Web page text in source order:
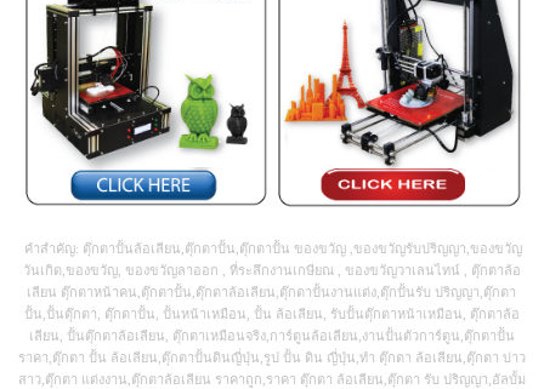
คำสำคัญ: ตุ๊กตาปั้นล้อเลียน,ตุ๊กตาปั้น,ตุ๊กตาปั้น ของขวัญ ,ของขวัญรับปริญญา,ของขวัญ
วันเกิด,ของขวัญ, ของขวัญลาออก , ที่ระลึกงานเกษียณ , ของขวัญวาเลนไทน์ , ตุ๊กตาล้อ
เลียน ตุ๊กตาหน้าคน,ตุ๊กตาปั้น,ตุ๊กตาล้อเลียน,ตุ๊กตาปั้นงานแต่ง,ตุ๊กปั้นรับ ปริญญา,ตุ๊กตา
ปั้น,ปั้นตุ๊กตา, ตุ๊กตาปั้น, ปั้นหน้าเหมือน, ปั้น ล้อเลียน, รับปั้นตุ๊กตาหน้าเหมือน, ตุ๊กตาล้อ
เลียน, ปั้นตุ๊กตาล้อเลียน, ตุ๊กตาเหมือนจริง,การ์ตูนล้อเลียน,งานปั้นตัวการ์ตูน,ตุ๊กตาปั้น
ราคา,ตุ๊กตา ปั้น ล้อเลียน,ตุ๊กตาปั้นดินญี่ปุ่น,รูป ปั้น ดิน ญี่ปุ่น,ทำ ตุ๊กตา ล้อเลียน,ตุ๊กตา บ่าว
สาว,ตุ๊กตา แต่งงาน,ตุ๊กตาล้อเลียน ราคาถูก,ราคา ตุ๊กตา ล้อเลียน,ตุ๊กตา รับ ปริญญา,อัลบั้ม